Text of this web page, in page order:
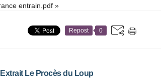
entrain.pdf »
Repost 0
Extrait Le Procès du Loup